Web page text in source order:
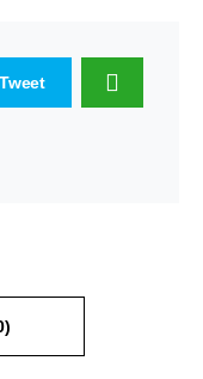
Tweet